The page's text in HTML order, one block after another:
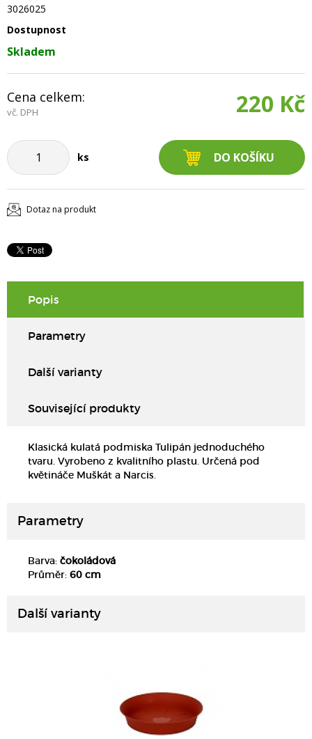
3026025
Dostupnost
Skladem
Cena celkem:
vč. DPH 220 Kč
ks
Dotaz na produkt
Popis
Parametry
Další varianty
Související produkty
Klasická kulatá podmiska Tulipán jednoduchého
tvaru. Vyrobeno z kvalitního plastu. Určená pod
květináče Muškát a Narcis.
Parametry
Barva: čokoládová
Průměr: 60 cm
Další varianty